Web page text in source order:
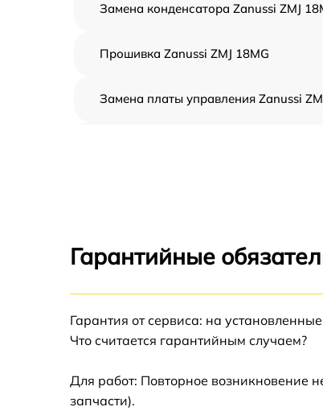
Замена конденсатора Zanussi ZMJ
Прошивка Zanussi ZMJ 18MG
Замена платы управления Zanussi
Ремонт волновода Zanussi ZMJ 18MG
ZMJ 18MG
Гарантийные
Гарантия от сервиса: на
Что считается гарантийным случаем?
Для работ: Повторное возникновение
запчасти).